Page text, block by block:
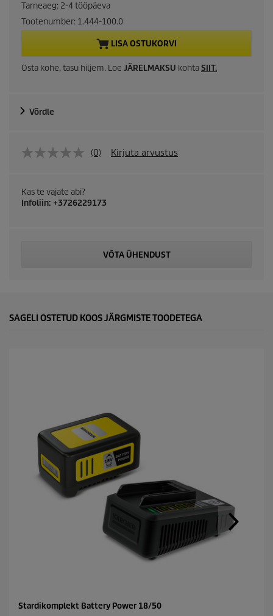
e
n
t
r
o
u
i
Tarneaeg: 2-4 tööpäeva
Tootenumber: 1.444-100.0
LISA OSTUKORVI
Osta kohe, tasu hiljem. Loe JÄRELMAKSU kohtaSIIT.
Võrdle
(0) Kirjuta arvustus
Kas te vajate abi?
Infoliin: +3726229173
VÕTA ÜHENDUST
SAGELI OSTETUD KOOS JÄRGMISTE TOODETEGA
Stardikomplekt Battery Power 18/50